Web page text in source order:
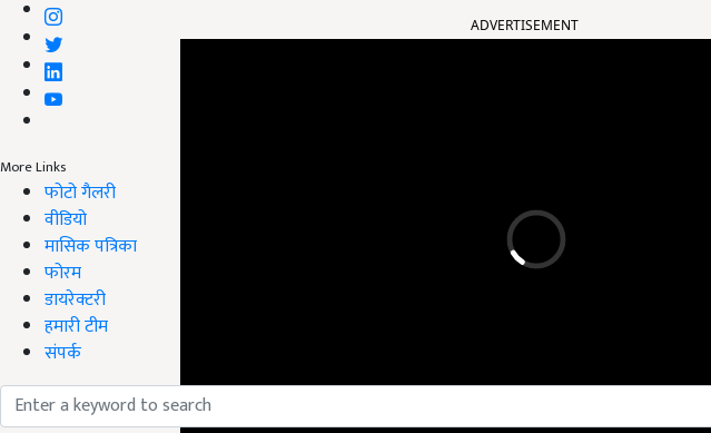
More Links
फोटो गैलरी
वीडियो
मासिक पत्रिका
फोरम
डायरेक्टरी
हमारी टीम
संपर्क